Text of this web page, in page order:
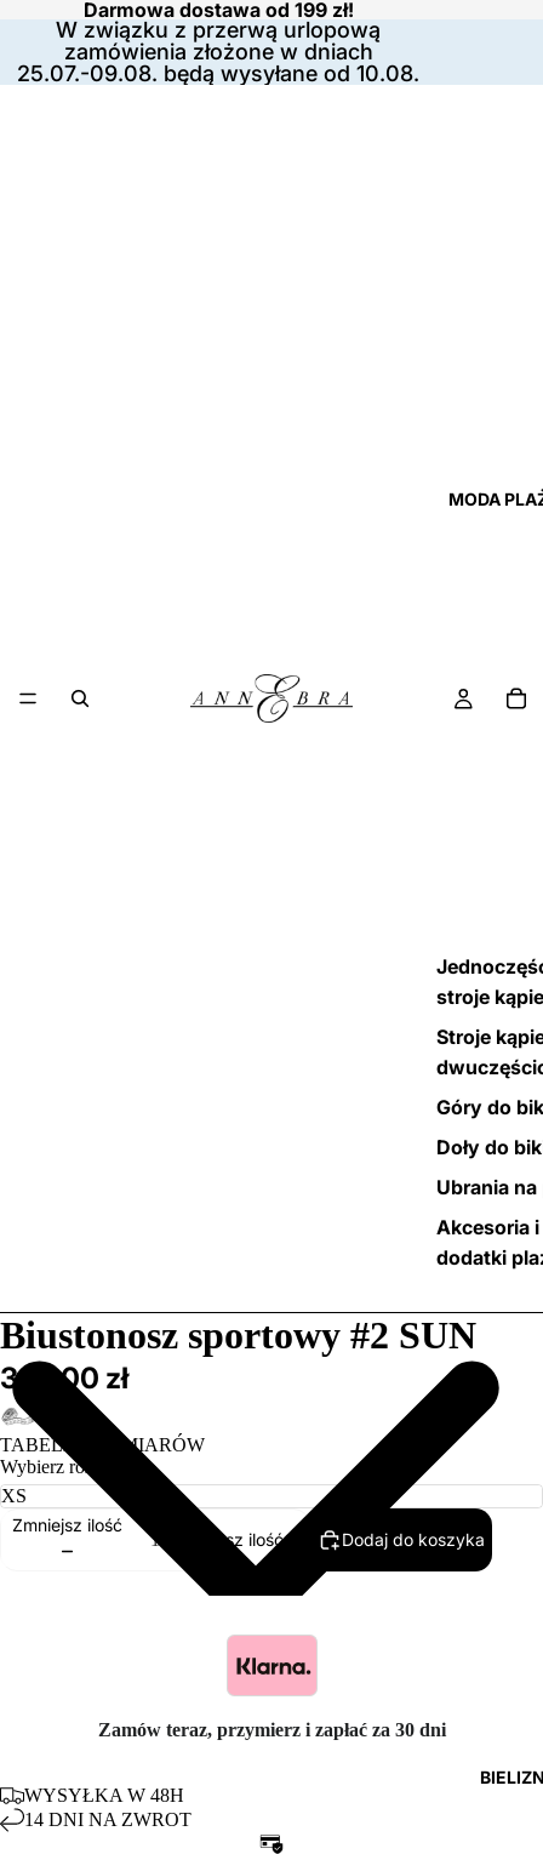
Darmowa dostawa od 199 zł!
W związku z przerwą urlopową
zamówienia złożone w dniach
25.07.-09.08. będą wysyłane od 10.08.
MODA
stroje
Stroje
Góry do
Doły do
Ubrania na
Akcesoria i
dodatki
Biustonosz sportowy #2 SUN
339,00 zł
TABELA ROZMIARÓW
Wybierz rozmiar
Zmniejsz ilość
Zwiększ ilość Dodaj do koszyka
Zamów teraz, przymierz i zapłać za 30 dni
WYSYŁKA W 48H
14 DNI NA ZWROT